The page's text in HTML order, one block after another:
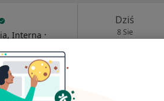
Interna ·
Dziś
8 Sie